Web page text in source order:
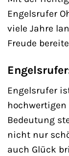
Engelsrufer
viele Jahre
Freude
Engelsrufer
Bedeutung
nicht nur
auch Glück